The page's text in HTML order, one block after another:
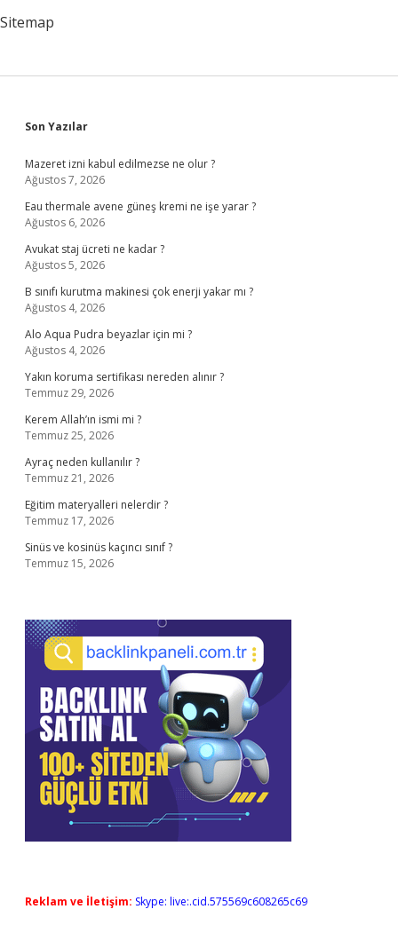
Sitemap
Sidebar
Son Yazılar
Mazeret izni kabul edilmezse ne olur ?
Ağustos 7, 2026
Eau thermale avene güneş kremi ne işe yarar ?
Ağustos 6, 2026
Avukat staj ücreti ne kadar ?
Ağustos 5, 2026
B sınıfı kurutma makinesi çok enerji yakar mı ?
Ağustos 4, 2026
Alo Aqua Pudra beyazlar için mi ?
Ağustos 4, 2026
Yakın koruma sertifikası nereden alınır ?
Temmuz 29, 2026
Kerem Allah’ın ismi mi ?
Temmuz 25, 2026
Ayraç neden kullanılır ?
Temmuz 21, 2026
Eğitim materyalleri nelerdir ?
Temmuz 17, 2026
Sinüs ve kosinüs kaçıncı sınıf ?
Temmuz 15, 2026
Reklam ve İletişim: Skype: live:.cid.575569c608265c69